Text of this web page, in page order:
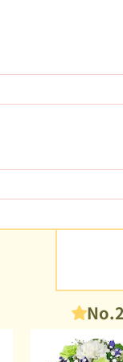
No.2